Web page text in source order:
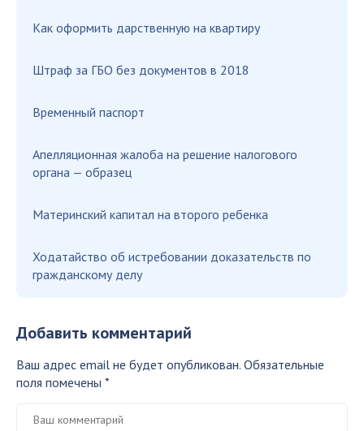
Как оформить дарственную на квартиру
Штраф за ГБО без документов в 2018
Временный паспорт
Апелляционная жалоба на решение налогового
органа — образец
Материнский капитал на второго ребенка
Ходатайство об истребовании доказательств по
гражданскому делу
Добавить комментарий
Ваш адрес email не будет опубликован. Обязательные
поля помечены *